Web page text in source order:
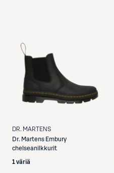
DR. MARTENS
Dr. Martens Embury
chelseanilkkurit
1 väriä